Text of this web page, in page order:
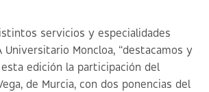
servicios y especialidades
Universitario Moncloa, “destacamos y
edición la participación del
de Murcia, con dos ponencias del